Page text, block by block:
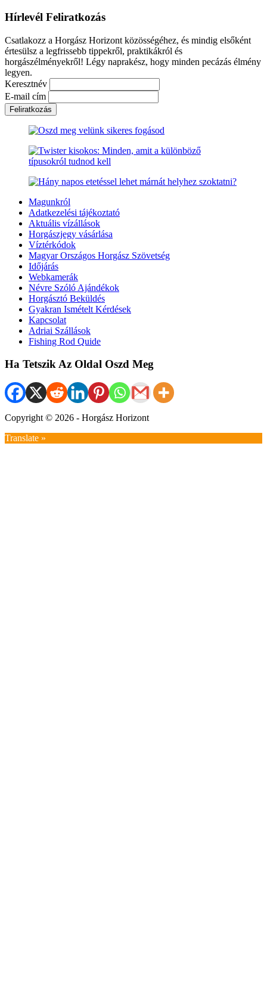
Hírlevél Feliratkozás
Csatlakozz a Horgász Horizont közösségéhez, és mindig elsőként
értesülsz a legfrissebb tippekről, praktikákról és
horgászélményekről! Légy naprakész, hogy minden pecázás élmény
legyen.
Keresztnév
E-mail cím
Magunkról
Adatkezelési tájékoztató
Aktuális vízállások
Horgászjegy vásárlása
Víztérkódok
Magyar Országos Horgász Szövetség
Időjárás
Webkamerák
Névre Szóló Ajándékok
Horgásztó Beküldés
Gyakran Ismételt Kérdések
Kapcsolat
Adriai Szállások
Fishing Rod Quide
Ha Tetszik Az Oldal Oszd Meg
Copyright © 2026 - Horgász Horizont
Translate »